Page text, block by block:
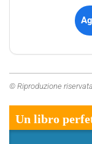
© Riproduzione
Un libro